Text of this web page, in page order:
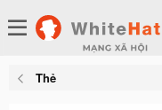
Thẻ